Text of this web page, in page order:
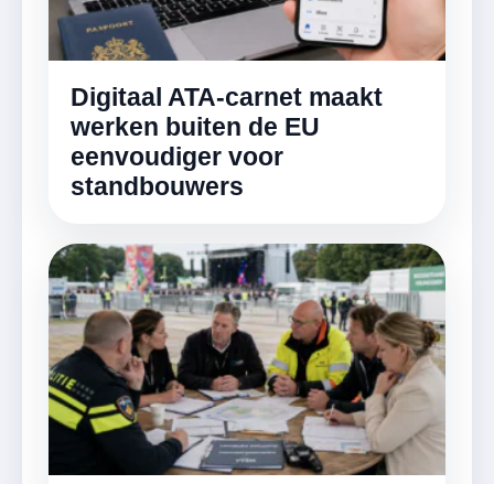
Digitaal ATA-carnet maakt
werken buiten de EU
eenvoudiger voor
standbouwers